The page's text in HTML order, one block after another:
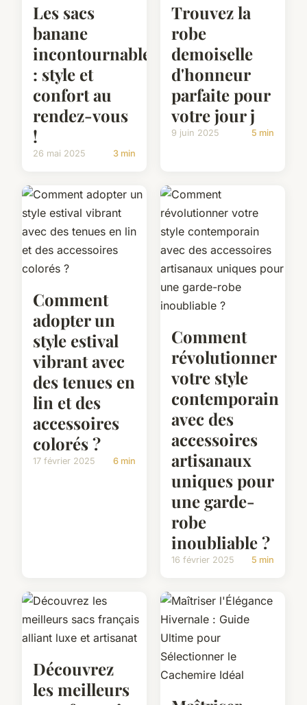
Les sacs
banane
incontournables
: style et
confort au
rendez-vous
!
26 mai 2025 3 min
Trouvez la
robe
demoiselle
d'honneur
parfaite pour
votre jour j
9 juin 2025 5 min
Comment
adopter un
style estival
vibrant avec
des tenues en
lin et des
accessoires
colorés ?
17 février 2025 6 min
Comment
révolutionner
votre style
contemporain
avec des
accessoires
artisanaux
uniques pour
une garde-
robe
inoubliable ?
16 février 2025 5 min
Découvrez
les meilleurs